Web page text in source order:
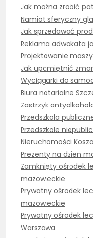
Jak można zrobić
Namiot sferyczny
Jak sprzedawać
Reklama adwokata
Projektowanie
Jak upamiętnić
Wyciągarki do
Biura notarialne
Zastrzyk
Przedszkola
Przedszkole
Nieruchomości
Prezenty na dzien
Zamknięty ośrodek
mazowieckie
Prywatny ośrodek
mazowieckie
Prywatny ośrodek
Warszawa